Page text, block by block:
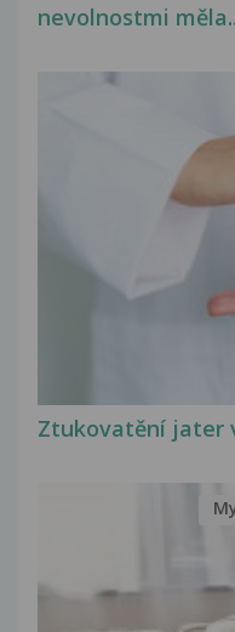
nevolnostmi
Ztukovatění jater